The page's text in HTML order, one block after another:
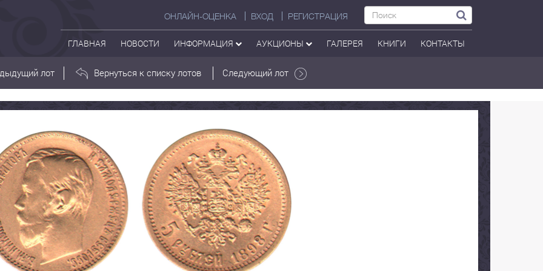
ОНЛАЙН-ОЦЕНКА ВХОД РЕГИСТРАЦИЯ
ГЛАВНАЯ НОВОСТИ ИНФОРМАЦИЯ АУКЦИОНЫ ГАЛЕРЕЯ КНИГИ КОНТАКТЫ
лот Вернуться к списку лотов Следующий лот